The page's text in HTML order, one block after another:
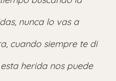
nunca lo vas a
cuando siempre te di
herida nos puede